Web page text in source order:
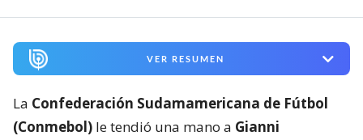
VER RESUMEN
La Confederación Sudamamericana de Fútbol
(Conmebol) le tendió una mano a Gianni